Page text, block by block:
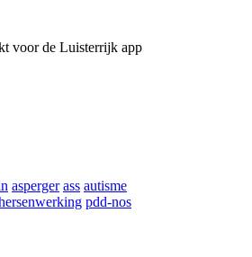
voor de Luisterrijk app
asperger ass autisme
pdd-nos